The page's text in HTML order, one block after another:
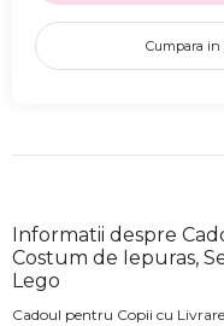
Cumpara in
Informatii despre
Costum de Iepuras,
Lego
Cadoul pentru Copii cu